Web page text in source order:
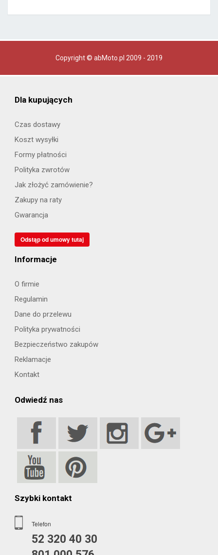
Copyright © abMoto.pl 2009 - 2019
Dla kupujących
Czas dostawy
Koszt wysyłki
Formy płatności
Polityka zwrotów
Jak złożyć zamówienie?
Zakupy na raty
Gwarancja
Odstąp od umowy tutaj
Informacje
O firmie
Regulamin
Dane do przelewu
Polityka prywatności
Bezpieczeństwo zakupów
Reklamacje
Kontakt
Odwiedź nas
Szybki kontakt
Telefon
52 320 40 30